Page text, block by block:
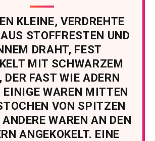
KLEINE, VERDREHTE
STOFFRESTEN UND
DRAHT, FEST
MIT SCHWARZEM
DER FAST WIE ADERN
EINIGE WAREN MITTEN
VON SPITZEN
WAREN AN DEN
ANGEKOKELT. EINE